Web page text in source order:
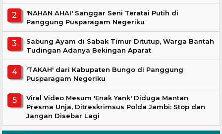
'NAHAN AHAI' Sanggar Seni Teratai Putih di
Panggung Pusparagam Negeriku
Sabung Ayam di Sabak Timur Ditutup, Warga Bantah
Tudingan Adanya Bekingan Aparat
'TAKAH' dari Kabupaten Bungo di Panggung
Pusparagam Negeriku
Viral Video Mesum 'Enak Yank' Diduga Mantan
Presma Unja, Ditreskrimsus Polda Jambi: Stop dan
Jangan Disebar Lagi